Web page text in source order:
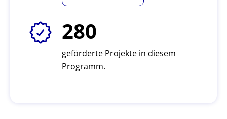
280
geförderte Projekte in diesem
Programm.